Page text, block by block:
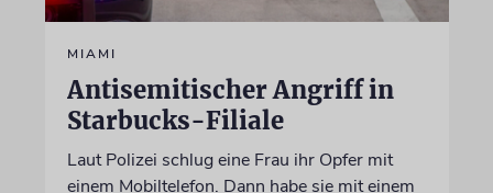
MIAMI
Antisemitischer Angriff in
Starbucks-Filiale
Laut Polizei schlug eine Frau ihr Opfer mit
einem Mobiltelefon. Dann habe sie mit einem